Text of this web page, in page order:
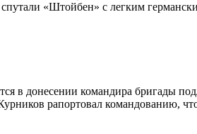
«Штойбен» с легким
в донесении командира бригады
рапортовал командованию,